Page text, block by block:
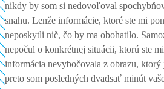
nikdy by som si nedovoľoval
snahu. Lenže informácie, ktoré ste mi
neposkytli nič, čo by ma obohatilo.
nepočul o konkrétnej situácii, ktorú ste
informácia nevybočovala z obrazu, ktorý
preto som posledných dvadsať minút